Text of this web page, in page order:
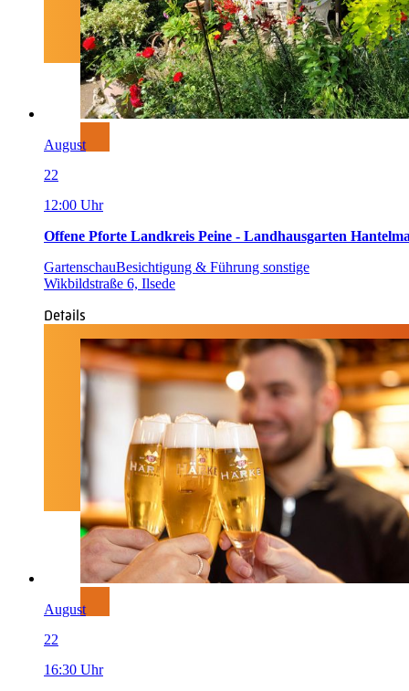
August
22
12:00 Uhr
Offene Pforte Landkreis Peine - Landhausgarten
GartenschauBesichtigung & Führung sonstige
Wikbildstraße 6, Ilsede
Details
August
22
16:30 Uhr